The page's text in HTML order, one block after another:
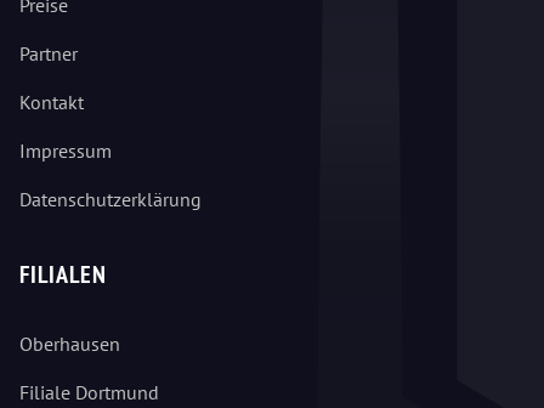
Preise
Partner
Kontakt
Impressum
Datenschutzerklärung
FILIALEN
Oberhausen
Filiale Dortmund